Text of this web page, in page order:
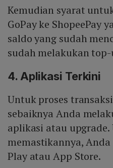
Kemudian syarat
GoPay ke ShopeePay
saldo yang sudah
sudah melakukan
4. Aplikasi Terkini
Untuk proses
sebaiknya Anda
aplikasi atau
memastikannya, Anda
Play atau App Store.